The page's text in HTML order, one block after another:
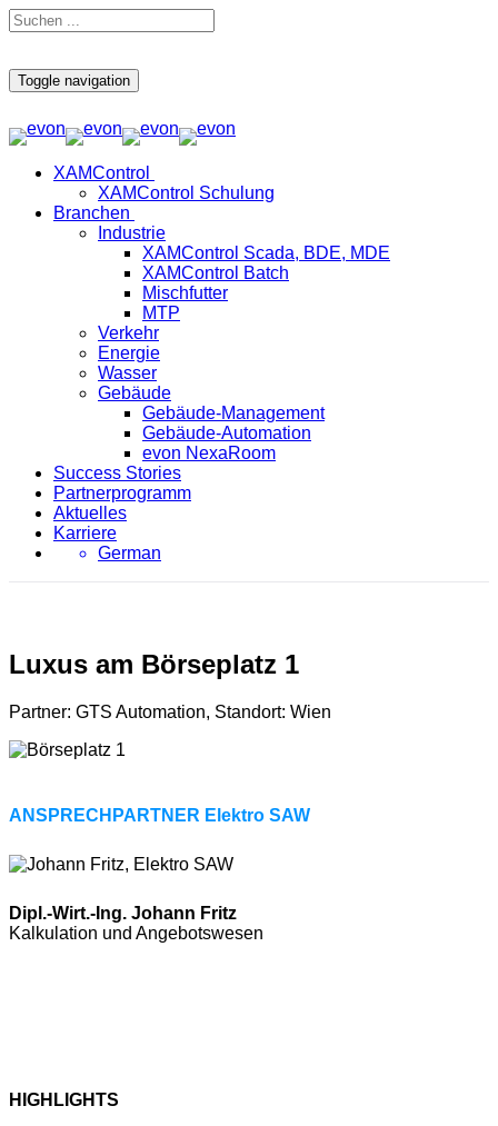
Toggle navigation
XAMControl
XAMControl Schulung
Branchen
Industrie
XAMControl Scada, BDE, MDE
XAMControl Batch
Mischfutter
MTP
Verkehr
Energie
Wasser
Gebäude
Gebäude-Management
Gebäude-Automation
evon NexaRoom
Success Stories
Partnerprogramm
Aktuelles
Karriere
German
Luxus am Börseplatz 1
Partner: GTS Automation, Standort: Wien
ANSPRECHPARTNER Elektro SAW
Dipl.-Wirt.-Ing. Johann Fritz
Kalkulation und Angebotswesen
HIGHLIGHTS